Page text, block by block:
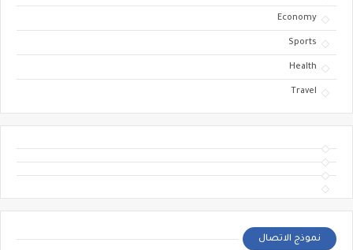
Economy
Sports
Health
Travel
نموذج الاتصال